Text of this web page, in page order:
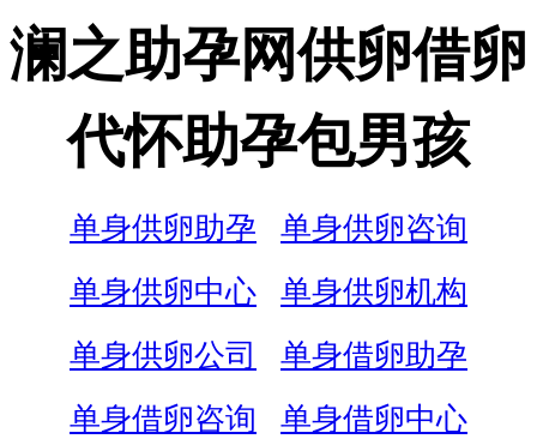
澜之助孕网供卵借卵
代怀助孕包男孩
单身供卵助孕
单身供卵咨询
单身供卵中心
单身供卵机构
单身供卵公司
单身借卵助孕
单身借卵咨询
单身借卵中心